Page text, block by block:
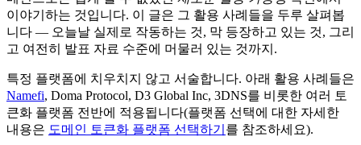
이야기하는 것입니다. 이 글은 그 활용 사례들을 두루 살펴봅
니다 — 오늘날 실제로 작동하는 것, 막 등장하고 있는 것, 그리
고 여전히 발표 자료 수준에 머물러 있는 것까지.
특정 플랫폼에 치우치지 않고 서술합니다. 아래 활용 사례들은
Namefi, Doma Protocol, D3 Global Inc, 3DNS를 비롯한 여러 토
큰화 플랫폼 전반에 적용됩니다(플랫폼 선택에 대한 자세한
내용은 도메인 토큰화 플랫폼 선택하기 를 참조하세요).